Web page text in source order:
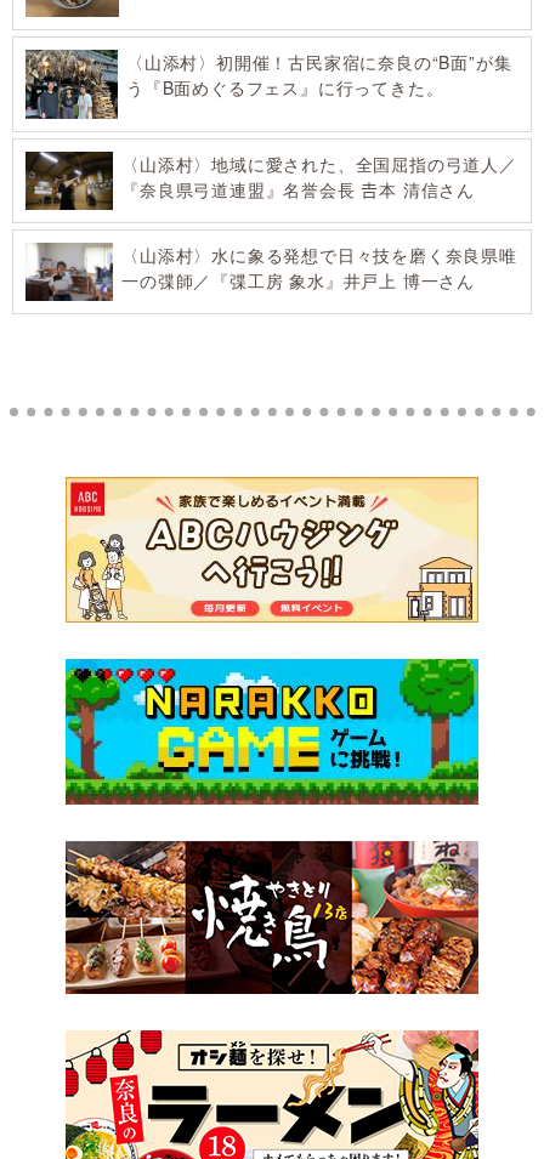
〈山添村〉初開催！古民家宿に奈良の“B面”が集
う『B面めぐるフェス』に行ってきた。
〈山添村〉地域に愛された、全国屈指の弓道人／
『奈良県弓道連盟』名誉会長 𠮷本 清信さん
〈山添村〉水に象る発想で日々技を磨く奈良県唯
一の弽師／『弽工房 象水』井戸上 博一さん